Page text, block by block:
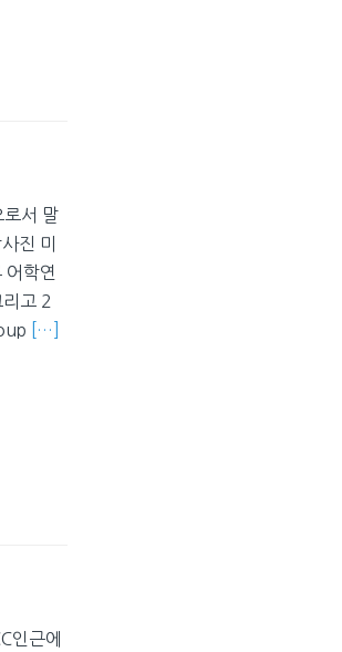
서 말
진 미
학연
고 2
[…]
인근에